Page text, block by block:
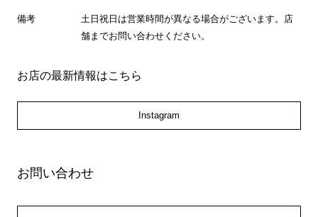
備考
土日祝日は営業時間が異なる場合がございます。店
舗までお問い合わせください。
お店の最新情報はこちら
Instagram
お問い合わせ